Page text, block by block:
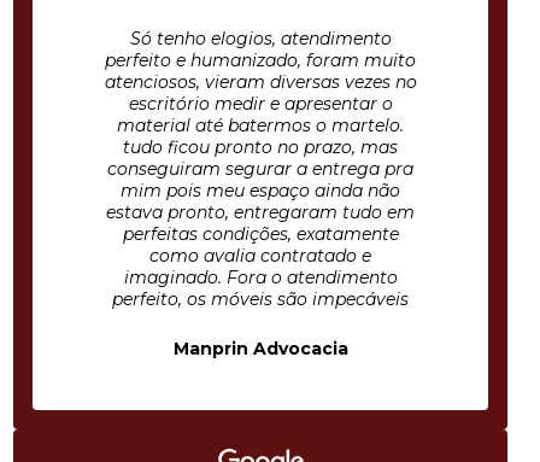
Só tenho elogios, atendimento
perfeito e humanizado, foram muito
atenciosos, vieram diversas vezes no
escritório medir e apresentar o
material até batermos o martelo.
tudo ficou pronto no prazo, mas
conseguiram segurar a entrega pra
mim pois meu espaço ainda não
estava pronto, entregaram tudo em
perfeitas condições, exatamente
como avalia contratado e
imaginado. Fora o atendimento
perfeito, os móveis são impecáveis
Manprin Advocacia